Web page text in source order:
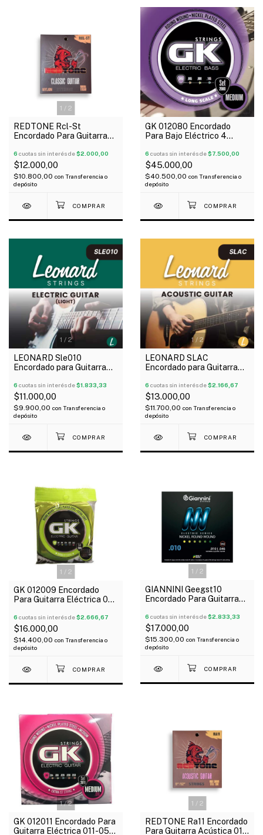
1 / 2
REDTONE Rcl-St
Encordado Para Guitarra
6 cuotas sin interés de$2.000,00
$12.000,00
$10.800,00 con Transferencia o
depósito
GK 012080 Encordado
Para Bajo Eléctrico 4
045-105 Medium
6 cuotas sin interés de$7.500,00
$45.000,00
$40.500,00 con Transferencia o
depósito
1 / 2
LEONARD Sle010
Encordado para Guitarra
010-46
6 cuotas sin interés de$1.833,33
$11.000,00
$9.900,00 con Transferencia o
depósito
1 / 2
LEONARD SLAC
Encordado para Guitarra
010-48
6 cuotas sin interés de$2.166,67
$13.000,00
$11.700,00 con Transferencia o
depósito
1 / 2
GK 012009 Encordado
Para Guitarra Eléctrica 09-
6 cuotas sin interés de$2.666,67
$16.000,00
$14.400,00 con Transferencia o
depósito
1 / 2
GIANNINI Geegst10
Encordado Para Guitarra
6 cuotas sin interés de$2.833,33
$17.000,00
$15.300,00 con Transferencia o
depósito
1/2
GK 012011 Encordado Para
Guitarra Eléctrica 011-050
1 / 2
REDTONE Ra11 Encordado
Para Guitarra Acústica 011-